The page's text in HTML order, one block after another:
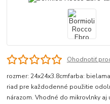
Ohodnotiť
rozmer: 24x24x3.8cmfarba:
riad pre každodenné použitie
nárazom. Vhodné do mikrovlnky aj